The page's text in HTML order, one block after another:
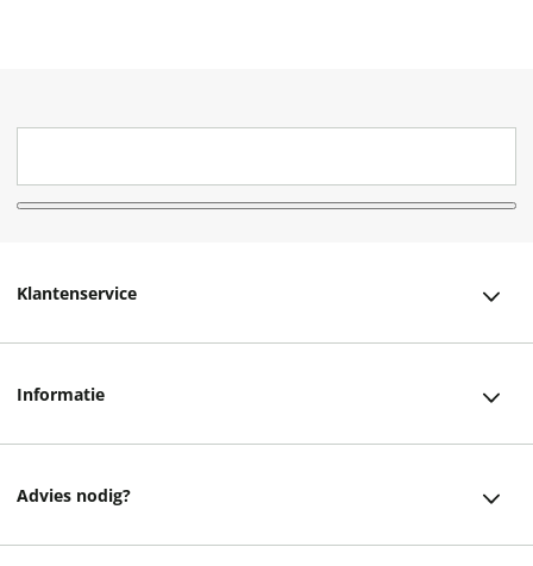
Klantenservice
Informatie
Advies nodig?